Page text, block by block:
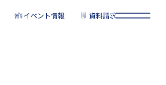
イベント情報 資料請求